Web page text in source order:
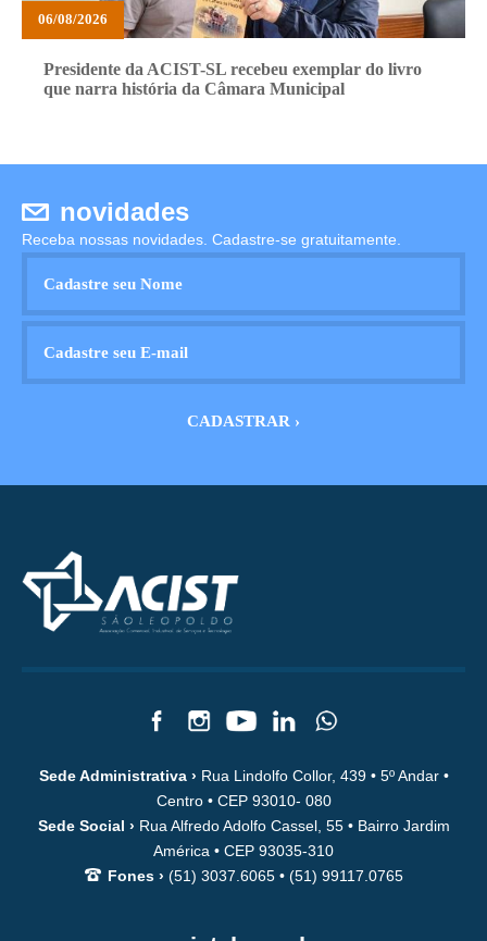
06/08/2026
Presidente da ACIST-SL recebeu exemplar do livro
que narra história da Câmara Municipal
novidades
Receba nossas novidades. Cadastre-se gratuitamente.
Sede Administrativa › Rua Lindolfo Collor, 439 • 5º Andar •
Centro • CEP 93010- 080
Sede Social › Rua Alfredo Adolfo Cassel, 55 • Bairro Jardim
América • CEP 93035-310
Fones › (51) 3037.6065 • (51) 99117.0765